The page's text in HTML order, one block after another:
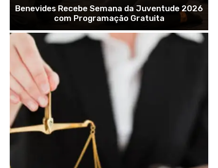
Benevides Recebe Semana da Juventude 2026
com Programação Gratuita